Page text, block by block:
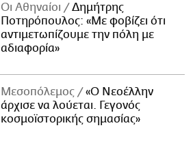
Οι Αθηναίοι
Δημήτρης
Ποτηρόπουλος: «Με φοβίζει ότι
αντιμετωπίζουμε την πόλη με
αδιαφορία»
Μεσοπόλεμος
«Ο Νεοέλλην
άρχισε να λούεται. Γεγονός
κοσμοϊστορικής σημασίας»